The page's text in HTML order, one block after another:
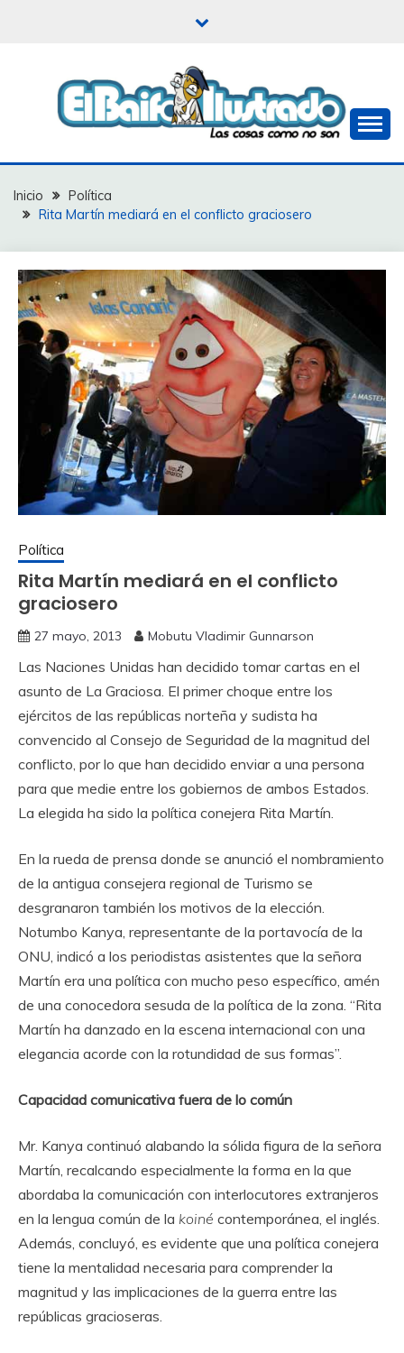
EL BAIFO ILUSTRADO
Inicio
Política
Rita Martín mediará en el conflicto graciosero
Política
Rita Martín mediará en el conflicto
graciosero
27 mayo, 2013 Mobutu Vladimir Gunnarson
Las Naciones Unidas han decidido tomar cartas en el
asunto de La Graciosa. El primer choque entre los
ejércitos de las repúblicas norteña y sudista ha
convencido al Consejo de Seguridad de la magnitud del
conflicto, por lo que han decidido enviar a una persona
para que medie entre los gobiernos de ambos Estados.
La elegida ha sido la política conejera Rita Martín.
En la rueda de prensa donde se anunció el nombramiento
de la antigua consejera regional de Turismo se
desgranaron también los motivos de la elección.
Notumbo Kanya, representante de la portavocía de la
ONU, indicó a los periodistas asistentes que la señora
Martín era una política con mucho peso específico, amén
de una conocedora sesuda de la política de la zona. “Rita
Martín ha danzado en la escena internacional con una
elegancia acorde con la rotundidad de sus formas”.
Capacidad comunicativa fuera de lo común
Mr. Kanya continuó alabando la sólida figura de la señora
Martín, recalcando especialmente la forma en la que
abordaba la comunicación con interlocutores extranjeros
en la lengua común de la koiné contemporánea, el inglés.
Además, concluyó, es evidente que una política conejera
tiene la mentalidad necesaria para comprender la
magnitud y las implicaciones de la guerra entre las
repúblicas gracioseras.